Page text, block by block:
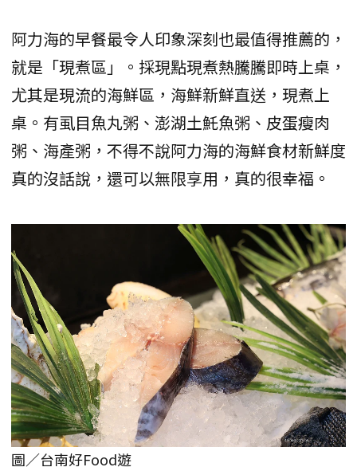
阿力海的早餐最令人印象深刻也最值得推薦的，
就是「現煮區」。採現點現煮熱騰騰即時上桌，
尤其是現流的海鮮區，海鮮新鮮直送，現煮上
桌。有虱目魚丸粥、澎湖土魠魚粥、皮蛋瘦肉
粥、海產粥，不得不說阿力海的海鮮食材新鮮度
真的沒話說，還可以無限享用，真的很幸福。
圖／台南好Food遊